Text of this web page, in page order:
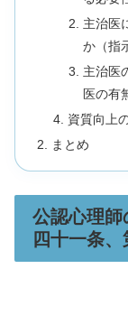
主治医
か（指
主治医
医の有
資質向上
まとめ
公認心理師
四十一条、